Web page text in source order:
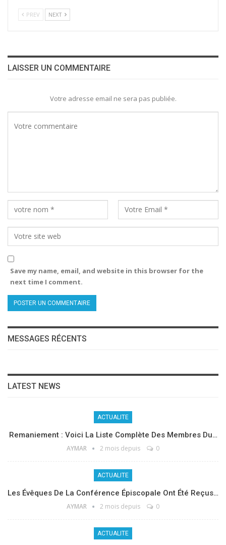
PREV NEXT
LAISSER UN COMMENTAIRE
Votre adresse email ne sera pas publiée.
Save my name, email, and website in this browser for the
next time I comment.
MESSAGES RÉCENTS
LATEST NEWS
ACTUALITE
Remaniement : Voici La Liste Complète Des Membres Du…
AYMAR 2 mois depuis 0
ACTUALITE
Les Évêques De La Conférence Épiscopale Ont Été Reçus…
AYMAR 2 mois depuis 0
ACTUALITE